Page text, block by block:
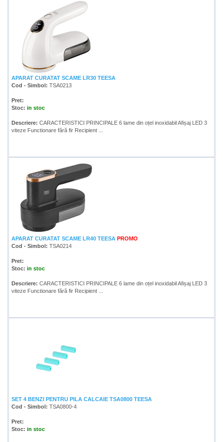
APARAT CURATAT SCAME LR30 TEESA
Cod - Simbol: TSA0213
Pret:
Stoc: in stoc
Descriere: CARACTERISTICI PRINCIPALE 6 lame din oțel inoxidabil Afișaj LED 3
viteze Functionare fără fir Recipient ...
APARAT CURATAT SCAME LR40 TEESA PROMO
Cod - Simbol: TSA0214
Pret:
Stoc: in stoc
Descriere: CARACTERISTICI PRINCIPALE 6 lame din oțel inoxidabil Afișaj LED 3
viteze Functionare fără fir Recipient ...
SET 4 BENZI PENTRU PILA CALCAIE TSA0800 TEESA
Cod - Simbol: TSA0800-4
Pret:
Stoc: in stoc